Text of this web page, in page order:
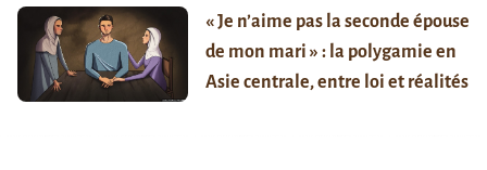
« Je n’aime pas la seconde épouse
de mon mari » : la polygamie en
Asie centrale, entre loi et réalités